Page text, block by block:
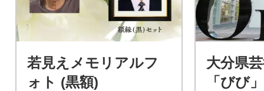
若見えメモリアルフ
ォト (黒額)
大分県
「びび